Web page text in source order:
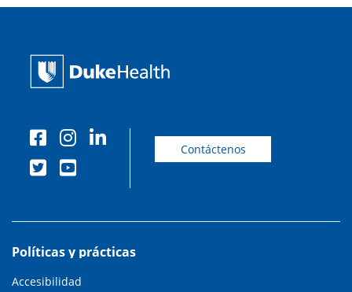
Contáctenos
Políticas y prácticas
Accesibilidad